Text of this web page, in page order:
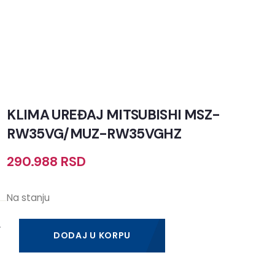
KLIMA UREĐAJ MITSUBISHI MSZ-
RW35VG/MUZ-RW35VGHZ
290.988 RSD
Na stanju
DODAJ U KORPU